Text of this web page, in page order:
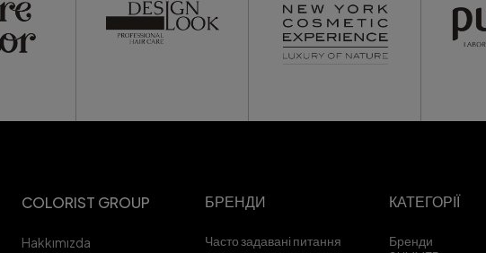
COLORIST GROUP
Hakkımızda
БРЕНДИ
Часто задавані питання
КАТЕГОРІЇ
Бренди